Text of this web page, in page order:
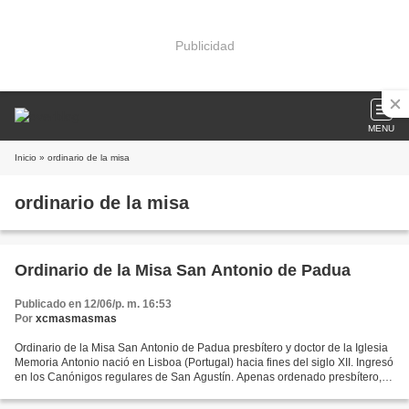
Publicidad
MENU
Inicio » ordinario de la misa
ordinario de la misa
Ordinario de la Misa San Antonio de Padua
Publicado en 12/06/p. m. 16:53
Por xcmasmasmas
Ordinario de la Misa San Antonio de Padua presbítero y doctor de la Iglesia
Memoria Antonio nació en Lisboa (Portugal) hacia fines del siglo XII. Ingresó
en los Canónigos regulares de San Agustín. Apenas ordenado presbítero,